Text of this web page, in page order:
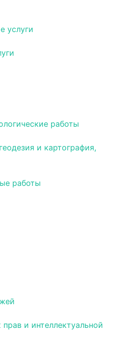
услуги
работы
и картография,
работы
и интеллектуальной